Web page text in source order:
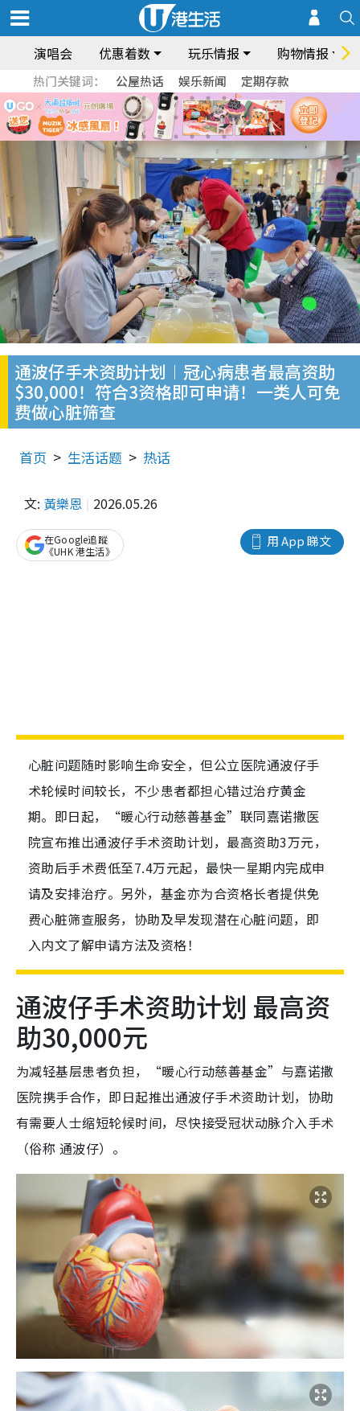
演唱会 优惠着数 玩乐情报 购物情报
热门关键词： 公屋热话 娱乐新闻 定期存款
通波仔手术资助计划︱冠心病患者最高资助
$30,000！符合3资格即可申请！一类人可免
费做心脏筛查
首页 生活话题 热话
文: 黃樂恩 2026.05.26
用 App 睇文
在Google追蹤
《UHK 港生活》
心脏问题随时影响生命安全，但公立医院通波仔手
术轮候时间较长，不少患者都担心错过治疗黄金
期。即日起，“暖心行动慈善基金”联同嘉诺撒医
院宣布推出通波仔手术资助计划，最高资助3万元，
资助后手术费低至7.4万元起，最快一星期内完成申
请及安排治疗。另外，基金亦为合资格长者提供免
费心脏筛查服务，协助及早发现潜在心脏问题，即
入内文了解申请方法及资格！
通波仔手术资助计划 最高资
助30,000元
为减轻基层患者负担，“暖心行动慈善基金”与嘉诺撒
医院携手合作，即日起推出通波仔手术资助计划，协助
有需要人士缩短轮候时间，尽快接受冠状动脉介入手术
（俗称 通波仔）。